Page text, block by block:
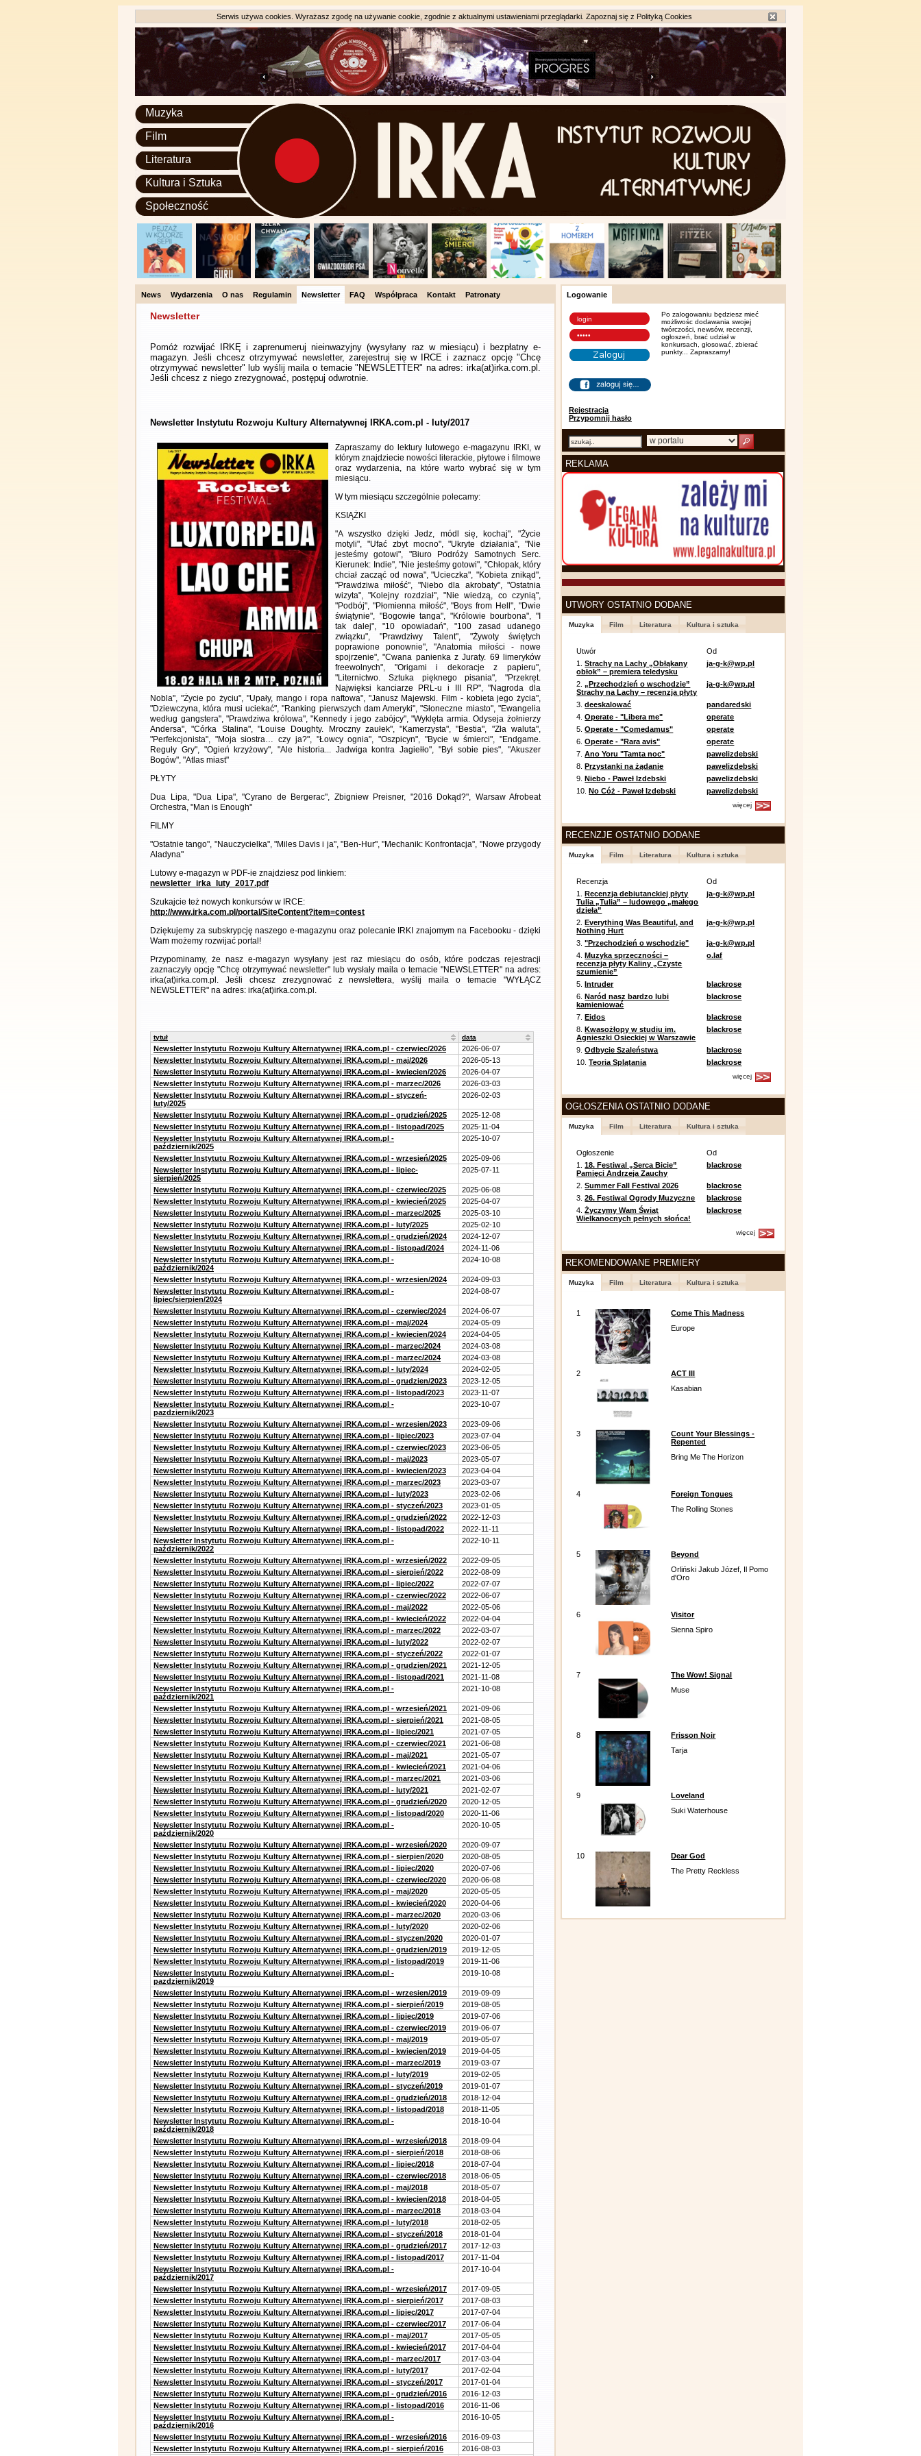
Serwis używa cookies. Wyrażasz zgodę na używanie cookie, zgodnie z aktualnymi ustawieniami przeglądarki. Zapoznaj się z Polityką Cookies
Muzyka
Film
Literatura
Kultura i Sztuka
Społeczność
News Wydarzenia O nas Regulamin Newsletter FAQ Współpraca Kontakt Patronaty
Newsletter
Pomóż rozwijać IRKĘ i zaprenumeruj nieinwazyjny (wysyłany raz w miesiącu) i bezpłatny e-
magazyn. Jeśli chcesz otrzymywać newsletter, zarejestruj się w IRCE i zaznacz opcję "Chcę
otrzymywać newsletter" lub wyślij maila o temacie "NEWSLETTER" na adres: irka(at)irka.com.pl.
Jeśli chcesz z niego zrezygnować, postępuj odwrotnie.
Newsletter Instytutu Rozwoju Kultury Alternatywnej IRKA.com.pl - luty/2017
Zapraszamy do lektury lutowego e-magazynu IRKI, w
którym znajdziecie nowości literackie, płytowe i filmowe
oraz wydarzenia, na które warto wybrać się w tym
miesiącu.
W tym miesiącu szczególnie polecamy:
KSIĄŻKI
"A wszystko dzięki Jedz, módl się, kochaj", "Życie
motyli", "Ufać zbyt mocno", "Ukryte działania", "Nie
jesteśmy gotowi", "Biuro Podróży Samotnych Serc.
Kierunek: Indie", "Nie jesteśmy gotowi", "Chłopak, który
chciał zacząć od nowa", "Ucieczka", "Kobieta znikąd",
"Prawdziwa miłość", "Niebo dla akrobaty", "Ostatnia
wizyta", "Kolejny rozdział", "Nie wiedzą, co czynią",
"Podbój", "Płomienna miłość", "Boys from Hell", "Dwie
świątynie", "Bogowie tanga", "Królowie bourbona", "I
tak dalej", "10 opowiadań", "100 zasad udanego
związku", "Prawdziwy Talent", "Żywoty świętych
poprawione ponownie", "Anatomia miłości - nowe
spojrzenie", "Cwana panienka z Juraty. 69 limeryków
freewolnych", "Origami i dekoracje z papieru",
"Liternictwo. Sztuka pięknego pisania", "Przekręt.
Najwięksi kanciarze PRL-u i III RP", "Nagroda dla
Nobla", "Życie po życiu", "Upały, mango i ropa naftowa", "Janusz Majewski. Film - kobieta jego życia",
"Dziewczyna, która musi uciekać", "Ranking pierwszych dam Ameryki", "Słoneczne miasto", "Ewangelia
według gangstera", "Prawdziwa królowa", "Kennedy i jego zabójcy", "Wyklęta armia. Odyseja żołnierzy
Andersa", "Córka Stalina", "Louise Doughty. Mroczny zaułek", "Kamerzysta", "Bestia", "Zła waluta",
"Perfekcjonista", "Moja siostra… czy ja?", "Łowcy ognia", "Oszpicyn", "Bycie w śmierci", "Endgame.
Reguły Gry", "Ogień krzyżowy", "Ale historia... Jadwiga kontra Jagiełło", "Był sobie pies", "Akuszer
Bogów", "Atlas miast"
PŁYTY
Dua Lipa, "Dua Lipa", "Cyrano de Bergerac", Zbigniew Preisner, "2016 Dokąd?", Warsaw Afrobeat
Orchestra, "Man is Enough"
FILMY
"Ostatnie tango", "Nauczycielka", "Miles Davis i ja", "Ben-Hur", "Mechanik: Konfrontacja", "Nowe przygody
Aladyna"
Lutowy e-magazyn w PDF-ie znajdziesz pod linkiem:
newsletter_irka_luty_2017.pdf
Szukajcie też nowych konkursów w IRCE:
http://www.irka.com.pl/portal/SiteContent?item=contest
Dziękujemy za subskrypcję naszego e-magazynu oraz polecanie IRKI znajomym na Facebooku - dzięki
Wam możemy rozwijać portal!
Przypominamy, że nasz e-magazyn wysyłany jest raz miesiącu do osób, które podczas rejestracji
zaznaczyły opcję "Chcę otrzymywać newsletter" lub wysłały maila o temacie "NEWSLETTER" na adres:
irka(at)irka.com.pl. Jeśli chcesz zrezygnować z newslettera, wyślij maila o temacie "WYŁĄCZ
NEWSLETTER" na adres: irka(at)irka.com.pl.
tytuł data
Newsletter Instytutu Rozwoju Kultury Alternatywnej IRKA.com.pl - czerwiec/2026
2026-06-07
Newsletter Instytutu Rozwoju Kultury Alternatywnej IRKA.com.pl - maj/2026
2026-05-13
Newsletter Instytutu Rozwoju Kultury Alternatywnej IRKA.com.pl - kwiecien/2026
2026-04-07
Newsletter Instytutu Rozwoju Kultury Alternatywnej IRKA.com.pl - marzec/2026
2026-03-03
Newsletter Instytutu Rozwoju Kultury Alternatywnej IRKA.com.pl - styczeń-
luty/2025
2026-02-03
Newsletter Instytutu Rozwoju Kultury Alternatywnej IRKA.com.pl - grudzień/2025
2025-12-08
Newsletter Instytutu Rozwoju Kultury Alternatywnej IRKA.com.pl - listopad/2025
2025-11-04
Newsletter Instytutu Rozwoju Kultury Alternatywnej IRKA.com.pl -
październik/2025
2025-10-07
Newsletter Instytutu Rozwoju Kultury Alternatywnej IRKA.com.pl - wrzesień/2025
2025-09-06
Newsletter Instytutu Rozwoju Kultury Alternatywnej IRKA.com.pl - lipiec-
sierpień/2025
2025-07-11
Newsletter Instytutu Rozwoju Kultury Alternatywnej IRKA.com.pl - czerwiec/2025
2025-06-08
Newsletter Instytutu Rozwoju Kultury Alternatywnej IRKA.com.pl - kwiecień/2025
2025-04-07
Newsletter Instytutu Rozwoju Kultury Alternatywnej IRKA.com.pl - marzec/2025
2025-03-10
Newsletter Instytutu Rozwoju Kultury Alternatywnej IRKA.com.pl - luty/2025
2025-02-10
Newsletter Instytutu Rozwoju Kultury Alternatywnej IRKA.com.pl - grudzień/2024
2024-12-07
Newsletter Instytutu Rozwoju Kultury Alternatywnej IRKA.com.pl - listopad/2024
2024-11-06
Newsletter Instytutu Rozwoju Kultury Alternatywnej IRKA.com.pl -
październik/2024
2024-10-08
Newsletter Instytutu Rozwoju Kultury Alternatywnej IRKA.com.pl - wrzesien/2024
2024-09-03
Newsletter Instytutu Rozwoju Kultury Alternatywnej IRKA.com.pl -
lipiec/sierpien/2024
2024-08-07
Newsletter Instytutu Rozwoju Kultury Alternatywnej IRKA.com.pl - czerwiec/2024
2024-06-07
Newsletter Instytutu Rozwoju Kultury Alternatywnej IRKA.com.pl - maj/2024
2024-05-09
Newsletter Instytutu Rozwoju Kultury Alternatywnej IRKA.com.pl - kwiecien/2024
2024-04-05
Newsletter Instytutu Rozwoju Kultury Alternatywnej IRKA.com.pl - marzec/2024
2024-03-08
Newsletter Instytutu Rozwoju Kultury Alternatywnej IRKA.com.pl - marzec/2024
2024-03-08
Newsletter Instytutu Rozwoju Kultury Alternatywnej IRKA.com.pl - luty/2024
2024-02-05
Newsletter Instytutu Rozwoju Kultury Alternatywnej IRKA.com.pl - grudzien/2023
2023-12-05
Newsletter Instytutu Rozwoju Kultury Alternatywnej IRKA.com.pl - listopad/2023
2023-11-07
Newsletter Instytutu Rozwoju Kultury Alternatywnej IRKA.com.pl -
pazdziernik/2023
2023-10-07
Newsletter Instytutu Rozwoju Kultury Alternatywnej IRKA.com.pl - wrzesien/2023
2023-09-06
Newsletter Instytutu Rozwoju Kultury Alternatywnej IRKA.com.pl - lipiec/2023
2023-07-04
Newsletter Instytutu Rozwoju Kultury Alternatywnej IRKA.com.pl - czerwiec/2023
2023-06-05
Newsletter Instytutu Rozwoju Kultury Alternatywnej IRKA.com.pl - maj/2023
2023-05-07
Newsletter Instytutu Rozwoju Kultury Alternatywnej IRKA.com.pl - kwiecien/2023
2023-04-04
Newsletter Instytutu Rozwoju Kultury Alternatywnej IRKA.com.pl - marzec/2023
2023-03-07
Newsletter Instytutu Rozwoju Kultury Alternatywnej IRKA.com.pl - luty/2023
2023-02-06
Newsletter Instytutu Rozwoju Kultury Alternatywnej IRKA.com.pl - styczeń/2023
2023-01-05
Newsletter Instytutu Rozwoju Kultury Alternatywnej IRKA.com.pl - grudzień/2022
2022-12-03
Newsletter Instytutu Rozwoju Kultury Alternatywnej IRKA.com.pl - listopad/2022
2022-11-11
Newsletter Instytutu Rozwoju Kultury Alternatywnej IRKA.com.pl -
październik/2022
2022-10-11
Newsletter Instytutu Rozwoju Kultury Alternatywnej IRKA.com.pl - wrzesień/2022
2022-09-05
Newsletter Instytutu Rozwoju Kultury Alternatywnej IRKA.com.pl - sierpień/2022
2022-08-09
Newsletter Instytutu Rozwoju Kultury Alternatywnej IRKA.com.pl - lipiec/2022
2022-07-07
Newsletter Instytutu Rozwoju Kultury Alternatywnej IRKA.com.pl - czerwiec/2022
2022-06-07
Newsletter Instytutu Rozwoju Kultury Alternatywnej IRKA.com.pl - maj/2022
2022-05-06
Newsletter Instytutu Rozwoju Kultury Alternatywnej IRKA.com.pl - kwiecień/2022
2022-04-04
Newsletter Instytutu Rozwoju Kultury Alternatywnej IRKA.com.pl - marzec/2022
2022-03-07
Newsletter Instytutu Rozwoju Kultury Alternatywnej IRKA.com.pl - luty/2022
2022-02-07
Newsletter Instytutu Rozwoju Kultury Alternatywnej IRKA.com.pl - styczeń/2022
2022-01-07
Newsletter Instytutu Rozwoju Kultury Alternatywnej IRKA.com.pl - grudzien/2021
2021-12-05
Newsletter Instytutu Rozwoju Kultury Alternatywnej IRKA.com.pl - listopad/2021
2021-11-08
Newsletter Instytutu Rozwoju Kultury Alternatywnej IRKA.com.pl -
październik/2021
2021-10-08
Newsletter Instytutu Rozwoju Kultury Alternatywnej IRKA.com.pl - wrzesień/2021
2021-09-06
Newsletter Instytutu Rozwoju Kultury Alternatywnej IRKA.com.pl - sierpień/2021
2021-08-05
Newsletter Instytutu Rozwoju Kultury Alternatywnej IRKA.com.pl - lipiec/2021
2021-07-05
Newsletter Instytutu Rozwoju Kultury Alternatywnej IRKA.com.pl - czerwiec/2021
2021-06-08
Newsletter Instytutu Rozwoju Kultury Alternatywnej IRKA.com.pl - maj/2021
2021-05-07
Newsletter Instytutu Rozwoju Kultury Alternatywnej IRKA.com.pl - kwiecień/2021
2021-04-06
Newsletter Instytutu Rozwoju Kultury Alternatywnej IRKA.com.pl - marzec/2021
2021-03-06
Newsletter Instytutu Rozwoju Kultury Alternatywnej IRKA.com.pl - luty/2021
2021-02-07
Newsletter Instytutu Rozwoju Kultury Alternatywnej IRKA.com.pl - grudzień/2020
2020-12-05
Newsletter Instytutu Rozwoju Kultury Alternatywnej IRKA.com.pl - listopad/2020
2020-11-06
Newsletter Instytutu Rozwoju Kultury Alternatywnej IRKA.com.pl -
październik/2020
2020-10-05
Newsletter Instytutu Rozwoju Kultury Alternatywnej IRKA.com.pl - wrzesień/2020
2020-09-07
Newsletter Instytutu Rozwoju Kultury Alternatywnej IRKA.com.pl - sierpien/2020
2020-08-05
Newsletter Instytutu Rozwoju Kultury Alternatywnej IRKA.com.pl - lipiec/2020
2020-07-06
Newsletter Instytutu Rozwoju Kultury Alternatywnej IRKA.com.pl - czerwiec/2020
2020-06-08
Newsletter Instytutu Rozwoju Kultury Alternatywnej IRKA.com.pl - maj/2020
2020-05-05
Newsletter Instytutu Rozwoju Kultury Alternatywnej IRKA.com.pl - kwiecień/2020
2020-04-06
Newsletter Instytutu Rozwoju Kultury Alternatywnej IRKA.com.pl - marzec/2020
2020-03-06
Newsletter Instytutu Rozwoju Kultury Alternatywnej IRKA.com.pl - luty/2020
2020-02-06
Newsletter Instytutu Rozwoju Kultury Alternatywnej IRKA.com.pl - styczen/2020
2020-01-07
Newsletter Instytutu Rozwoju Kultury Alternatywnej IRKA.com.pl - grudzien/2019
2019-12-05
Newsletter Instytutu Rozwoju Kultury Alternatywnej IRKA.com.pl - listopad/2019
2019-11-06
Newsletter Instytutu Rozwoju Kultury Alternatywnej IRKA.com.pl -
pazdziernik/2019
2019-10-08
Newsletter Instytutu Rozwoju Kultury Alternatywnej IRKA.com.pl - wrzesien/2019
2019-09-09
Newsletter Instytutu Rozwoju Kultury Alternatywnej IRKA.com.pl - sierpień/2019
2019-08-05
Newsletter Instytutu Rozwoju Kultury Alternatywnej IRKA.com.pl - lipiec/2019
2019-07-06
Newsletter Instytutu Rozwoju Kultury Alternatywnej IRKA.com.pl - czerwiec/2019
2019-06-07
Newsletter Instytutu Rozwoju Kultury Alternatywnej IRKA.com.pl - maj/2019
2019-05-07
Newsletter Instytutu Rozwoju Kultury Alternatywnej IRKA.com.pl - kwiecien/2019
2019-04-05
Newsletter Instytutu Rozwoju Kultury Alternatywnej IRKA.com.pl - marzec/2019
2019-03-07
Newsletter Instytutu Rozwoju Kultury Alternatywnej IRKA.com.pl - luty/2019
2019-02-05
Newsletter Instytutu Rozwoju Kultury Alternatywnej IRKA.com.pl - styczeń/2019
2019-01-07
Newsletter Instytutu Rozwoju Kultury Alternatywnej IRKA.com.pl - grudzień/2018
2018-12-04
Newsletter Instytutu Rozwoju Kultury Alternatywnej IRKA.com.pl - listopad/2018
2018-11-05
Newsletter Instytutu Rozwoju Kultury Alternatywnej IRKA.com.pl -
październik/2018
2018-10-04
Newsletter Instytutu Rozwoju Kultury Alternatywnej IRKA.com.pl - wrzesień/2018
2018-09-04
Newsletter Instytutu Rozwoju Kultury Alternatywnej IRKA.com.pl - sierpień/2018
2018-08-06
Newsletter Instytutu Rozwoju Kultury Alternatywnej IRKA.com.pl - lipiec/2018
2018-07-04
Newsletter Instytutu Rozwoju Kultury Alternatywnej IRKA.com.pl - czerwiec/2018
2018-06-05
Newsletter Instytutu Rozwoju Kultury Alternatywnej IRKA.com.pl - maj/2018
2018-05-07
Newsletter Instytutu Rozwoju Kultury Alternatywnej IRKA.com.pl - kwiecien/2018
2018-04-05
Newsletter Instytutu Rozwoju Kultury Alternatywnej IRKA.com.pl - marzec/2018
2018-03-04
Newsletter Instytutu Rozwoju Kultury Alternatywnej IRKA.com.pl - luty/2018
2018-02-05
Newsletter Instytutu Rozwoju Kultury Alternatywnej IRKA.com.pl - styczeń/2018
2018-01-04
Newsletter Instytutu Rozwoju Kultury Alternatywnej IRKA.com.pl - grudzień/2017
2017-12-03
Newsletter Instytutu Rozwoju Kultury Alternatywnej IRKA.com.pl - listopad/2017
2017-11-04
Newsletter Instytutu Rozwoju Kultury Alternatywnej IRKA.com.pl -
październik/2017
2017-10-04
Newsletter Instytutu Rozwoju Kultury Alternatywnej IRKA.com.pl - wrzesień/2017
2017-09-05
Newsletter Instytutu Rozwoju Kultury Alternatywnej IRKA.com.pl - sierpień/2017
2017-08-03
Newsletter Instytutu Rozwoju Kultury Alternatywnej IRKA.com.pl - lipiec/2017
2017-07-04
Newsletter Instytutu Rozwoju Kultury Alternatywnej IRKA.com.pl - czerwiec/2017
2017-06-04
Newsletter Instytutu Rozwoju Kultury Alternatywnej IRKA.com.pl - maj/2017
2017-05-05
Newsletter Instytutu Rozwoju Kultury Alternatywnej IRKA.com.pl - kwiecień/2017
2017-04-04
Newsletter Instytutu Rozwoju Kultury Alternatywnej IRKA.com.pl - marzec/2017
2017-03-04
Newsletter Instytutu Rozwoju Kultury Alternatywnej IRKA.com.pl - luty/2017
2017-02-04
Newsletter Instytutu Rozwoju Kultury Alternatywnej IRKA.com.pl - styczeń/2017
2017-01-04
Newsletter Instytutu Rozwoju Kultury Alternatywnej IRKA.com.pl - grudzień/2016
2016-12-03
Newsletter Instytutu Rozwoju Kultury Alternatywnej IRKA.com.pl - listopad/2016
2016-11-06
Newsletter Instytutu Rozwoju Kultury Alternatywnej IRKA.com.pl -
październik/2016
2016-10-05
Newsletter Instytutu Rozwoju Kultury Alternatywnej IRKA.com.pl - wrzesień/2016
2016-09-03
Newsletter Instytutu Rozwoju Kultury Alternatywnej IRKA.com.pl - sierpień/2016
2016-08-03
Logowanie
Rejestracja
Przypomnij hasło
Po zalogowaniu będziesz mieć
możliwośc dodawania swojej
twórczości, newsów, recenzji,
ogłoszeń, brać udział w
konkursach, głosować, zbierać
punkty... Zapraszamy!
REKLAMA
UTWORY OSTATNIO DODANE
Muzyka Film Literatura Kultura i sztuka
Utwór
Od
1.Strachy na Lachy „Obłąkany
obłok” – premiera teledysku
ja-g-k@wp.pl
2.„Przechodzień o wschodzie”
Strachy na Lachy – recenzja płyty
ja-g-k@wp.pl
3.deeskalować
pandaredski
4.Operate - "Libera me"
operate
5.Operate - "Comedamus"
operate
6.Operate - "Rara avis"
operate
7.Ano Yoru "Tamta noc"
pawelizdebski
8.Przystanki na żądanie
pawelizdebski
9.Niebo - Paweł Izdebski
pawelizdebski
10.No Cóż - Paweł Izdebski pawelizdebski
więcej
RECENZJE OSTATNIO DODANE
Muzyka Film Literatura Kultura i sztuka
Recenzja
Od
1.Recenzja debiutanckiej płyty
Tulia „Tulia” – ludowego „małego
dzieła”
ja-g-k@wp.pl
2.Everything Was Beautiful, and
Nothing Hurt
ja-g-k@wp.pl
3."Przechodzień o wschodzie"
ja-g-k@wp.pl
4.Muzyka sprzeczności –
recenzja płyty Kaliny „Czyste
szumienie”
o.laf
5.Intruder
blackrose
6.Naród nasz bardzo lubi
kamieniować
blackrose
7.Eidos
blackrose
8.Kwasożłopy w studiu im.
Agnieszki Osieckiej w Warszawie
blackrose
9.Odbycie Szaleństwa
blackrose
10.Teoria Splątania blackrose
więcej
OGŁOSZENIA OSTATNIO DODANE
Muzyka Film Literatura Kultura i sztuka
Ogłoszenie
Od
1.18. Festiwal „Serca Bicie”
Pamięci Andrzeja Zauchy
blackrose
2.Summer Fall Festival 2026
blackrose
3.26. Festiwal Ogrody Muzyczne
blackrose
4.Życzymy Wam Świąt
Wielkanocnych pełnych słońca!
blackrose
więcej
REKOMENDOWANE PREMIERY
Muzyka Film Literatura Kultura i sztuka
1
Come This Madness
Europe
2
ACT III
Kasabian
3
Count Your Blessings -
Repented
Bring Me The Horizon
4
Foreign Tongues
The Rolling Stones
5
Beyond
Orliński Jakub Józef, Il Pomo
d'Oro
6
Visitor
Sienna Spiro
7
The Wow! Signal
Muse
8
Frisson Noir
Tarja
9
Loveland
Suki Waterhouse
10
Dear God
The Pretty Reckless